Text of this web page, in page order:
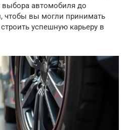
выбора автомобиля до
чтобы вы могли принимать
успешную карьеру в